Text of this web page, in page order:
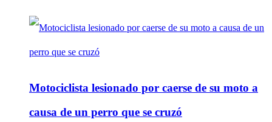
Motociclista lesionado por caerse de su moto a
causa de un perro que se cruzó